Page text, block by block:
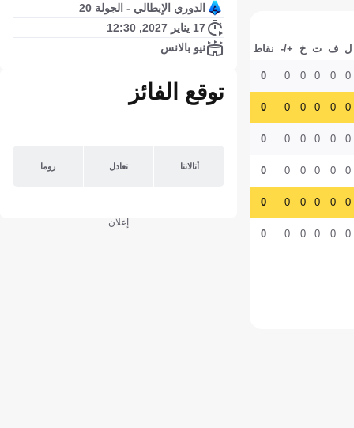
ل ف ت خ +/- نقاط
0
0
0
0
0
0
0
0
0
0
0
0
0
0
0
0
0
0
0
0
0
0
0
0
0
0
0
0
0
0
0
0
0
0
0
0
الدوري الإيطالي - الجولة 20
17 يناير 2027, 12:30
نيو بالانس
توقع الفائز
أتالانتا تعادل روما
إعلان